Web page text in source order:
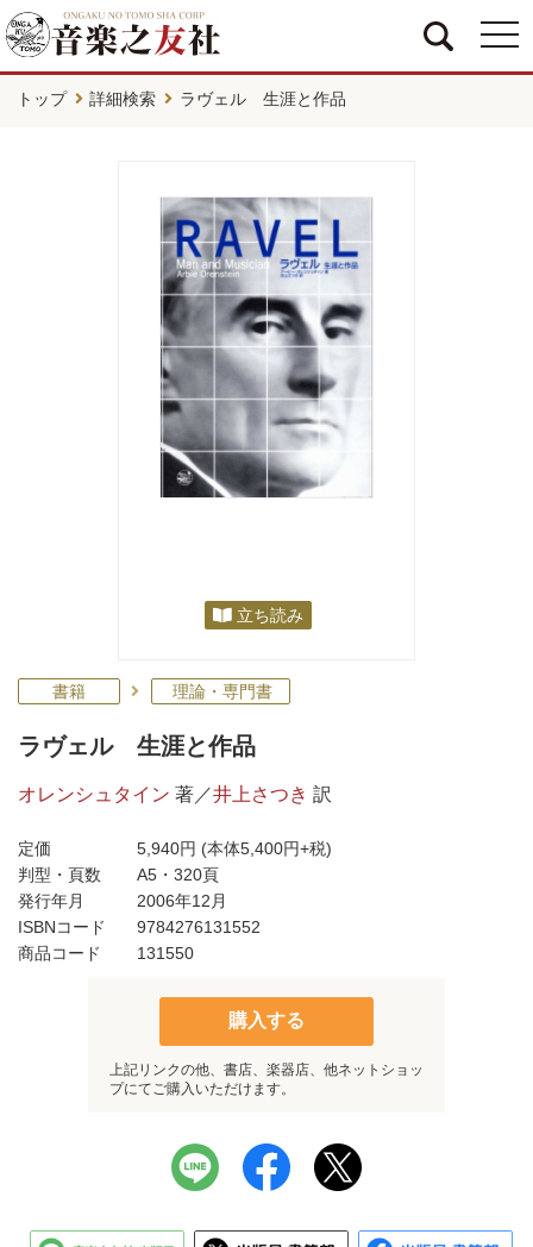
トップ 詳細検索 ラヴェル 生涯と作品
立ち読み
書籍 理論・専門書
ラヴェル 生涯と作品
オレンシュタイン 著／井上さつき 訳
定価 5,940円 (本体5,400円+税)
判型・頁数
A5・320頁
発行年月
2006年12月
ISBNコード
9784276131552
商品コード
131550
購入する
上記リンクの他、書店、楽器店、他ネットショッ
プにてご購入いただけます。